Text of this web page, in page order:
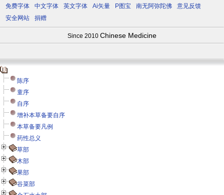
免费字体
中文字体 英文字体 Ai矢量 P图宝 南无阿弥陀佛
意见反馈
安全网站
捐赠
Since 2010 Chinese Medicine
陈序
童序
自序
增补本草备要自序
本草备要凡例
药性总义
草部
木部
果部
谷菜部